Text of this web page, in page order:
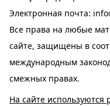
Электронная почта:
Все права на любые
сайте, защищены в
международным
смежных правах.
На сайте используются